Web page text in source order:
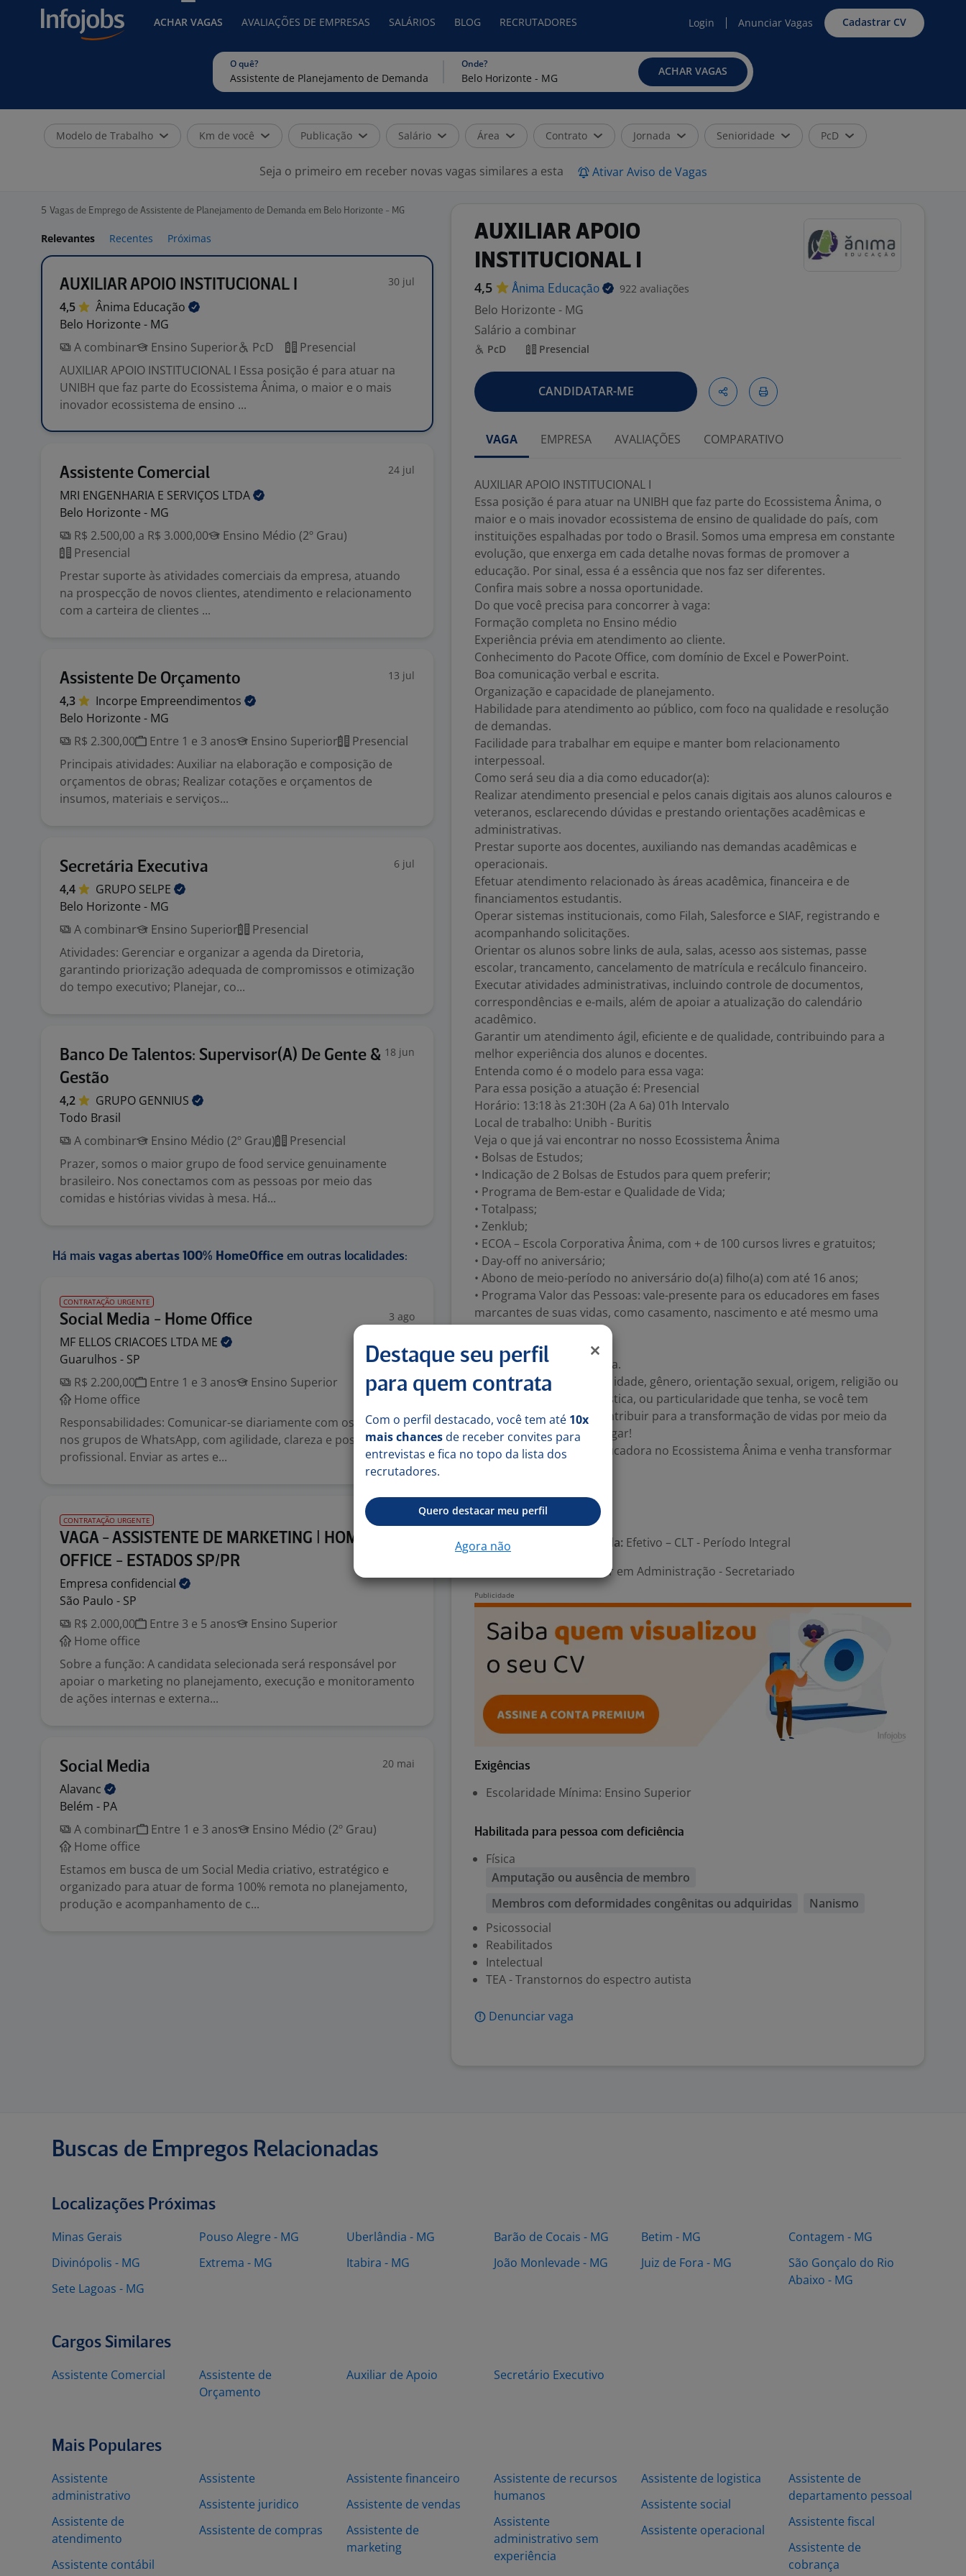
ACHAR VAGAS AVALIAÇÕES DE EMPRESAS SALÁRIOS BLOG RECRUTADORES Login Anunciar Vagas Cadastrar CV
O quê? Onde?
ACHAR VAGAS
Modelo de Trabalho Km de você Publicação Salário Área Contrato Jornada Senioridade PcD
Seja o primeiro em receber novas vagas similares a esta Ativar Aviso de Vagas
5 Vagas de Emprego de Assistente de Planejamento de Demanda em Belo Horizonte - MG
Relevantes Recentes Próximas
AUXILIAR APOIO INSTITUCIONAL I 30 jul
4,5 Ânima Educação
Belo Horizonte - MG
A combinar
Ensino Superior PcD
Presencial
AUXILIAR APOIO INSTITUCIONAL I Essa posição é para atuar na
UNIBH que faz parte do Ecossistema Ânima, o maior e o mais
inovador ecossistema de ensino ...
Assistente Comercial 24 jul
MRI ENGENHARIA E SERVIÇOS LTDA
Belo Horizonte - MG
R$ 2.500,00 a R$ 3.000,00
Ensino Médio (2º Grau)
Presencial
Prestar suporte às atividades comerciais da empresa, atuando
na prospecção de novos clientes, atendimento e relacionamento
com a carteira de clientes ...
Assistente De Orçamento 13 jul
4,3 Incorpe Empreendimentos
Belo Horizonte - MG
R$ 2.300,00
Entre 1 e 3 anos Ensino Superior
Presencial
Principais atividades: Auxiliar na elaboração e composição de
orçamentos de obras; Realizar cotações e orçamentos de
insumos, materiais e serviços...
Secretária Executiva 6 jul
4,4 GRUPO SELPE
Belo Horizonte - MG
A combinar
Ensino Superior
Presencial
Atividades: Gerenciar e organizar a agenda da Diretoria,
garantindo priorização adequada de compromissos e otimização
do tempo executivo; Planejar, co...
Banco De Talentos: Supervisor(A) De Gente &
Gestão
18 jun
4,2 GRUPO GENNIUS
Todo Brasil
A combinar
Ensino Médio (2º Grau)
Presencial
Prazer, somos o maior grupo de food service genuinamente
brasileiro. Nos conectamos com as pessoas por meio das
comidas e histórias vividas à mesa. Há...
Há mais vagas abertas 100% HomeOffice em outras localidades:
CONTRATAÇÃO URGENTE
Social Media - Home Office 3 ago
MF ELLOS CRIACOES LTDA ME
Guarulhos - SP
R$ 2.200,00
Entre 1 e 3 anos
Ensino Superior
Home office
Responsabilidades: Comunicar-se diariamente com os clientes
nos grupos de WhatsApp, com agilidade, clareza e postura
profissional. Enviar as artes e...
CONTRATAÇÃO URGENTE
VAGA - ASSISTENTE DE MARKETING | HOME
OFFICE - ESTADOS SP/PR
Empresa confidencial
São Paulo - SP
R$ 2.000,00
Entre 3 e 5 anos
Ensino Superior
Home office
Sobre a função: A candidata selecionada será responsável por
apoiar o marketing no planejamento, execução e monitoramento
de ações internas e externa...
Social Media 20 mai
Alavanc
Belém - PA
A combinar
Entre 1 e 3 anos
Ensino Médio (2º Grau)
Home office
Estamos em busca de um Social Media criativo, estratégico e
organizado para atuar de forma 100% remota no planejamento,
produção e acompanhamento de c...
AUXILIAR APOIO
INSTITUCIONAL I
4,5 Ânima Educação 922 avaliações
Belo Horizonte - MG
Salário a combinar
PcD Presencial
CANDIDATAR-ME
VAGA EMPRESA AVALIAÇÕES COMPARATIVO
AUXILIAR APOIO INSTITUCIONAL I
Essa posição é para atuar na UNIBH que faz parte do Ecossistema Ânima, o
maior e o mais inovador ecossistema de ensino de qualidade do país, com
instituições espalhadas por todo o Brasil. Somos uma empresa em constante
evolução, que enxerga em cada detalhe novas formas de promover a
educação. Por sinal, essa é a essência que nos faz ser diferentes.
Confira mais sobre a nossa oportunidade.
Do que você precisa para concorrer à vaga:
Formação completa no Ensino médio
Experiência prévia em atendimento ao cliente.
Conhecimento do Pacote Office, com domínio de Excel e PowerPoint.
Boa comunicação verbal e escrita.
Organização e capacidade de planejamento.
Habilidade para atendimento ao público, com foco na qualidade e resolução
de demandas.
Facilidade para trabalhar em equipe e manter bom relacionamento
interpessoal.
Como será seu dia a dia como educador(a):
Realizar atendimento presencial e pelos canais digitais aos alunos calouros e
veteranos, esclarecendo dúvidas e prestando orientações acadêmicas e
administrativas.
Prestar suporte aos docentes, auxiliando nas demandas acadêmicas e
operacionais.
Efetuar atendimento relacionado às áreas acadêmica, financeira e de
financiamentos estudantis.
Operar sistemas institucionais, como Filah, Salesforce e SIAF, registrando e
acompanhando solicitações.
Orientar os alunos sobre links de aula, salas, acesso aos sistemas, passe
escolar, trancamento, cancelamento de matrícula e recálculo financeiro.
Executar atividades administrativas, incluindo controle de documentos,
correspondências e e-mails, além de apoiar a atualização do calendário
acadêmico.
Garantir um atendimento ágil, eficiente e de qualidade, contribuindo para a
melhor experiência dos alunos e docentes.
Entenda como é o modelo para essa vaga:
Para essa posição a atuação é: Presencial
Horário: 13:18 às 21:30H (2a A 6a) 01h Intervalo
Local de trabalho: Unibh - Buritis
Veja o que já vai encontrar no nosso Ecossistema Ânima
• Bolsas de Estudos;
• Indicação de 2 Bolsas de Estudos para quem preferir;
• Programa de Bem-estar e Qualidade de Vida;
• Totalpass;
• Zenklub;
• ECOA – Escola Corporativa Ânima, com + de 100 cursos livres e gratuitos;
• Day-off no aniversário;
• Abono de meio-período no aniversário do(a) filho(a) com até 16 anos;
• Programa Valor das Pessoas: vale-presente para os educadores em fases
marcantes de suas vidas, como casamento, nascimento e até mesmo uma
nova titulação;
• Assistência Médica;
• Assistência Odontológica.
Ah! Independente de cor, idade, gênero, orientação sexual, origem, religião ou
qualquer outra característica, ou particularidade que tenha, se você tem
desejo e energia para contribuir para a transformação de vidas por meio da
Educação, aqui é o seu lugar!
Seja um educador ou educadora no Ecossistema Ânima e venha transformar
Número de vagas:
Tipo de contrato e Jornada: Efetivo – CLT - Período Integral
Auxiliar em Administração - Secretariado
Exigências
Escolaridade Mínima: Ensino Superior
Habilitada para pessoa com deficiência
Física
Amputação ou ausência de membro
Membros com deformidades congênitas ou adquiridas
Nanismo
Psicossocial
Reabilitados
Intelectual
TEA - Transtornos do espectro autista
Denunciar vaga
Buscas de Empregos Relacionadas
Localizações Próximas
Minas Gerais
Divinópolis - MG
Sete Lagoas - MG
Pouso Alegre - MG
Extrema - MG
Uberlândia - MG
Itabira - MG
Barão de Cocais - MG
João Monlevade - MG
Betim - MG
Juiz de Fora - MG
Contagem - MG
São Gonçalo do Rio
Abaixo - MG
Cargos Similares
Assistente Comercial
Assistente de
Orçamento
Auxiliar de Apoio Secretário Executivo
Mais Populares
Assistente
administrativo
Assistente de
atendimento
Assistente contábil
Assistente
Assistente juridico
Assistente de compras
Assistente financeiro
Assistente de vendas
Assistente de
marketing
Assistente de recursos
humanos
Assistente
administrativo sem
experiência
Assistente de logistica
Assistente social
Assistente operacional
Assistente de
departamento pessoal
Assistente fiscal
Assistente de
cobrança
Destaque seu perfil
para quem contrata
Com o perfil destacado, você tem até 10x
mais chances de receber convites para
entrevistas e fica no topo da lista dos
recrutadores.
Quero destacar meu perfil
Agora não